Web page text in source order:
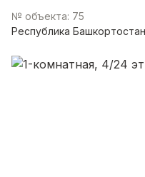
№ объекта: 75
Республика